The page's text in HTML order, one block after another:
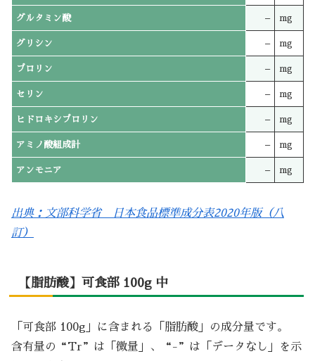
グルタミン酸 – mg
グリシン – mg
プロリン – mg
セリン – mg
ヒドロキシプロリン – mg
アミノ酸組成計 – mg
アンモニア – mg
出典：文部科学省 日本食品標準成分表2020年版（八
訂）
【脂肪酸】可食部 100g 中
「可食部 100g」に含まれる「脂肪酸」の成分量です。
含有量の“Tr”は「微量」、“-”は「データなし」を示